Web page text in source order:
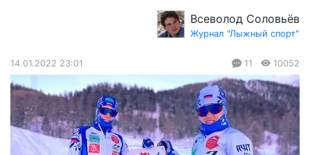
Всеволод Соловьёв
Журнал "Лыжный спорт"
14.01.2022 23:01 11 10052